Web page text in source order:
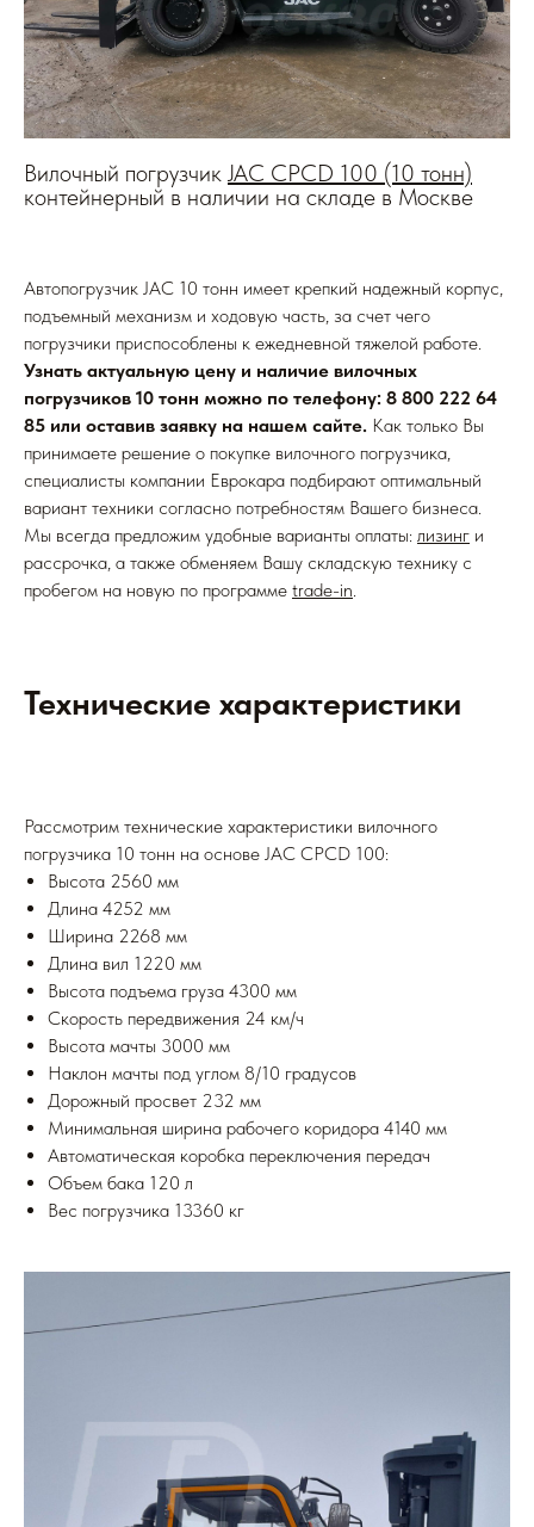
Вилочный погрузчик JAC CPCD 100 (10 тонн)
контейнерный в наличии на складе в Москве
Автопогрузчик JAC 10 тонн имеет крепкий надежный корпус,
подъемный механизм и ходовую часть, за счет чего
погрузчики приспособлены к ежедневной тяжелой работе.
Узнать актуальную цену и наличие вилочных
погрузчиков 10 тонн можно по телефону: 8 800 222 64
85 или оставив заявку на нашем сайте. Как только Вы
принимаете решение о покупке вилочного погрузчика,
специалисты компании Еврокара подбирают оптимальный
вариант техники согласно потребностям Вашего бизнеса.
Мы всегда предложим удобные варианты оплаты: лизинг и
рассрочка, а также обменяем Вашу складскую технику с
пробегом на новую по программе trade-in.
Технические характеристики
Рассмотрим технические характеристики вилочного
погрузчика 10 тонн на основе JAC CPCD 100:
Высота 2560 мм
Длина 4252 мм
Ширина 2268 мм
Длина вил 1220 мм
Высота подъема груза 4300 мм
Скорость передвижения 24 км/ч
Высота мачты 3000 мм
Наклон мачты под углом 8/10 градусов
Дорожный просвет 232 мм
Минимальная ширина рабочего коридора 4140 мм
Автоматическая коробка переключения передач
Объем бака 120 л
Вес погрузчика 13360 кг